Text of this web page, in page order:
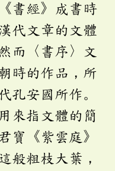
書經》成書時
代文章的文體
而〈書序〉文
時的作品，所
孔安國所作。
來指文體的簡
寶《紫雲庭》
般粗枝大葉，